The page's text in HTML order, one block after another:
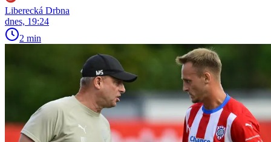
Liberecká Drbna
dnes, 19:24
2 min